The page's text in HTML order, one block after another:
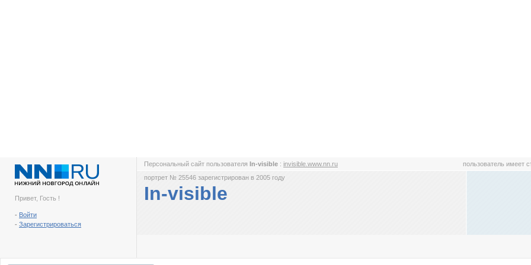
Привет, Гость !
- Войти
- Зарегистрироваться
Персональный сайт пользователя In-visible : invisible.www.nn.ru пользователь имеет
портрет № 25546 зарегистрирован в 2005 году
In-visible